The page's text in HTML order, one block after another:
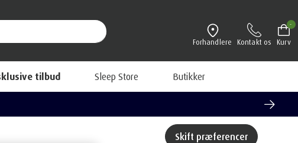
Forhandlere Kontakt os Kurv
-
tilbud Sleep Store Butikker
Skift præferencer